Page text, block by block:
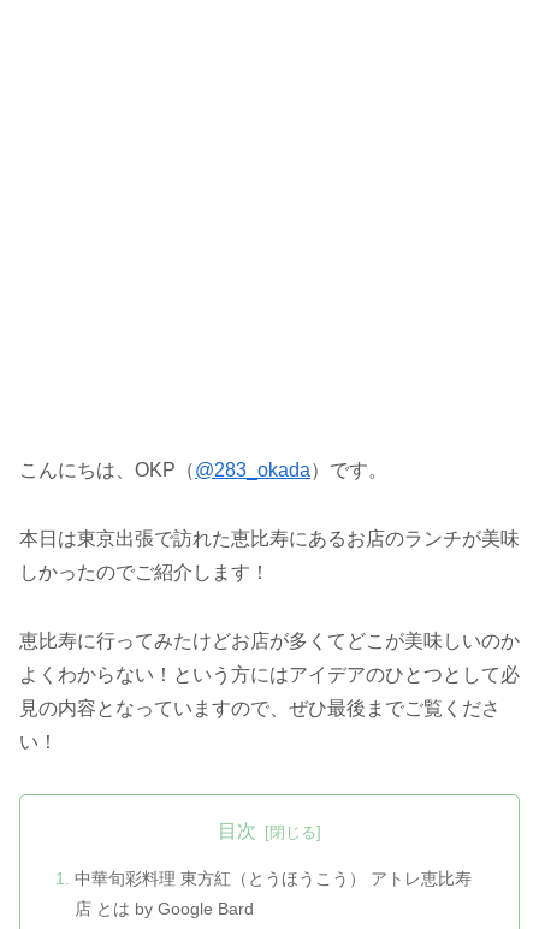
こんにちは、OKP（@283_okada）です。
本日は東京出張で訪れた恵比寿にあるお店のランチが美味
しかったのでご紹介します！
恵比寿に行ってみたけどお店が多くてどこが美味しいのか
よくわからない！という方にはアイデアのひとつとして必
見の内容となっていますので、ぜひ最後までご覧くださ
い！
目次
中華旬彩料理 東方紅（とうほうこう） アトレ恵比寿
店 とは by Google Bard